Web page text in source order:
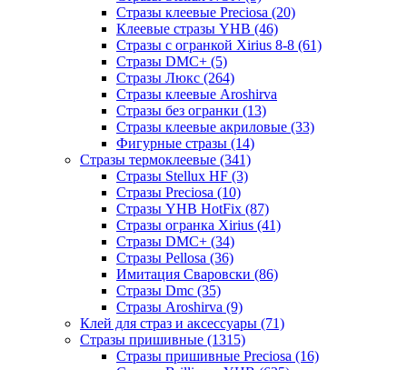
Стразы клеевые Preciosa (20)
Клеевые стразы YHB (46)
Стразы с огранкой Xirius 8-8 (61)
Стразы DMC+ (5)
Стразы Люкс (264)
Стразы клеевые Aroshirva
Стразы без огранки (13)
Стразы клеевые акриловые (33)
Фигурные стразы (14)
Стразы термоклеевые (341)
Стразы Stellux HF (3)
Стразы Preciosa (10)
Стразы YHB HotFix (87)
Стразы огранка Xirius (41)
Стразы DMC+ (34)
Стразы Pellosa (36)
Имитация Сваровски (86)
Стразы Dmc (35)
Стразы Aroshirva (9)
Клей для страз и аксессуары (71)
Стразы пришивные (1315)
Стразы пришивные Preciosa (16)